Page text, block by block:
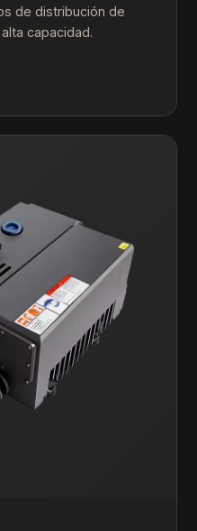
de distribución de
capacidad.